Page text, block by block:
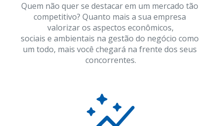
Quem não quer se destacar em um mercado tão
competitivo? Quanto mais a sua empresa
valorizar os aspectos econômicos,
sociais e ambientais na gestão do negócio como
um todo, mais você chegará na frente dos seus
concorrentes.